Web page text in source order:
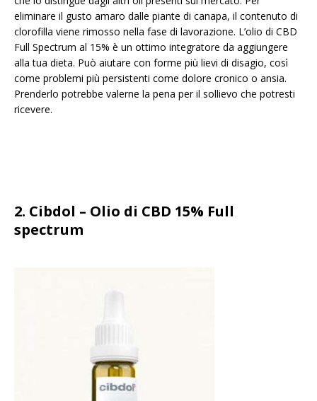
eliminare il gusto amaro dalle piante di canapa, il contenuto di
clorofilla viene rimosso nella fase di lavorazione. L’olio di CBD
Full Spectrum al 15% è un ottimo integratore da aggiungere
alla tua dieta. Può aiutare con forme più lievi di disagio, così
come problemi più persistenti come dolore cronico o ansia.
Prenderlo potrebbe valerne la pena per il sollievo che potresti
ricevere.
2. Cibdol – Olio di CBD 15% Full
spectrum